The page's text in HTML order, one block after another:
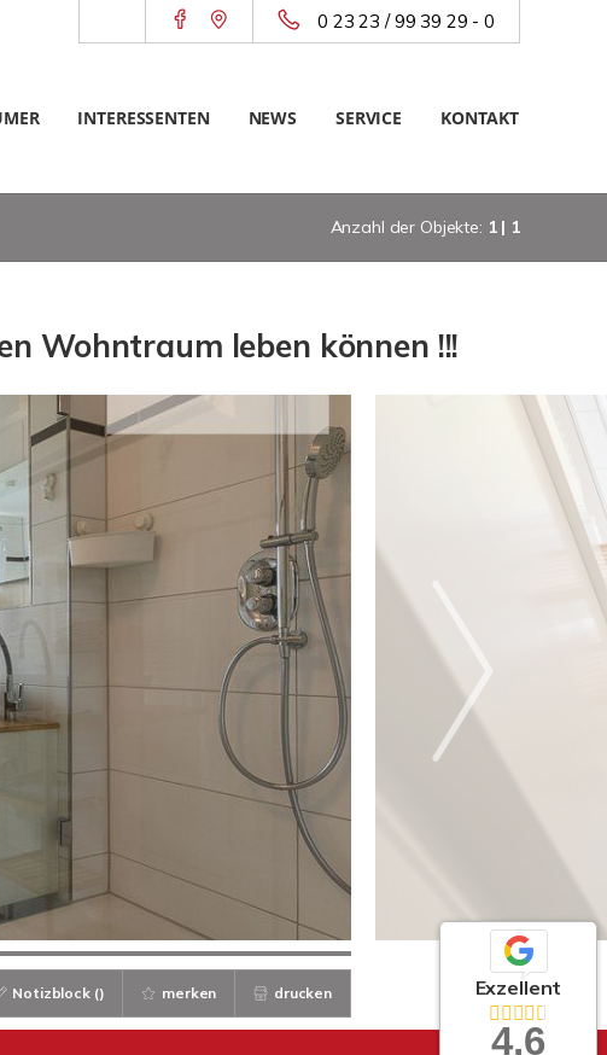
0 23 23 / 99 39 29 - 0
INTERESSENTEN NEWS SERVICE KONTAKT
Anzahl der Objekte: 1 | 1
Wohntraum leben können !!!
Notizblock () merken drucken Exzellent
4,6